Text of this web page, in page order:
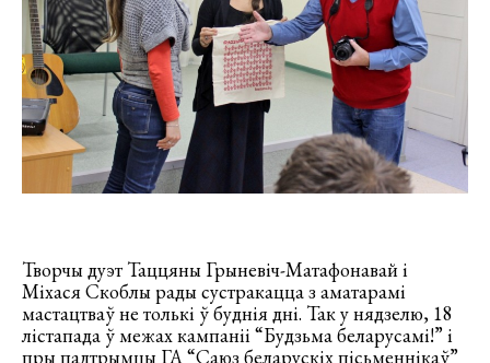
Творчы дуэт Таццяны Грыневіч-Матафонавай і
Міхася Скоблы рады сустракацца з аматарамі
мастацтваў не толькі ў буднія дні. Так у нядзелю, 18
лістапада ў межах кампаніі “Будзьма беларусамі!” і
пры падтрымцы ГА “Саюз беларускіх пісьменнікаў”